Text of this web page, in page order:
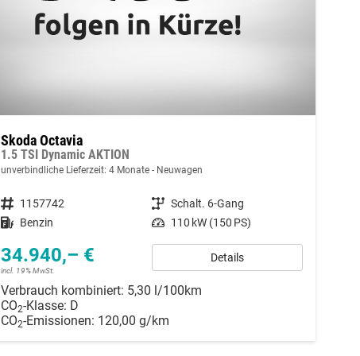
Skoda Octavia
1.5 TSI Dynamic AKTION
unverbindliche Lieferzeit: 4 Monate Neuwagen
Fahrzeugnummer 1157742 Getriebe Schalt. 6-Gang
Kraftstoff Benzin Leistung 110 kW (150 PS)
34.940,– €
incl. 19% MwSt.
Details
Verbrauch kombiniert: 5,30 l/100km
CO2-Klasse: D
CO2-Emissionen: 120,00 g/km